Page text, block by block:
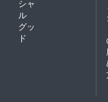
シャ
ル
グッ
ド